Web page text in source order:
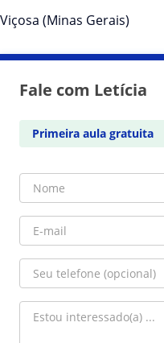
Viçosa (Minas Gerais)
Fale com Letícia
Primeira aula gratuita